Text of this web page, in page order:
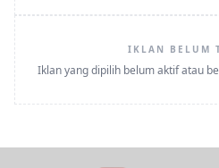
IKLAN BELUM
Iklan yang dipilih belum aktif atau